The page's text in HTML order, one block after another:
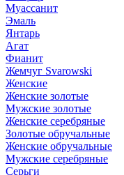
Муассанит
Эмаль
Янтарь
Агат
Фианит
Жемчуг Svarowski
Женские
Женские золотые
Мужские золотые
Женские серебряные
Золотые обручальные
Женские обручальные
Мужские серебряные
Серьги